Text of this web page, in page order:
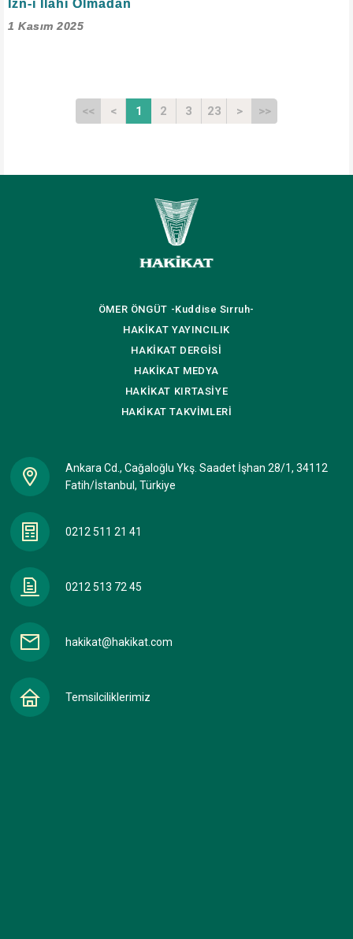
İzn-i İlâhi Olmadan
1 Kasım 2025
<< < 1 2 3 23 > >>
ÖMER ÖNGÜT -Kuddise Sırruh-
HAKİKAT YAYINCILIK
HAKİKAT DERGİSİ
HAKİKAT MEDYA
HAKİKAT KIRTASİYE
HAKİKATTAKVİMLERİ
Ankara Cd., Cağaloğlu Ykş. Saadet İşhan 28/1, 34112
Fatih/İstanbul, Türkiye
0212 511 21 41
0212 513 72 45
hakikat@hakikat.com
Temsilciliklerimiz